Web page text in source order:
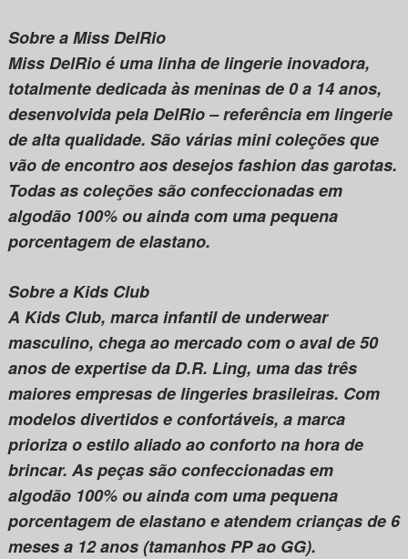
Sobre a Miss DelRio
Miss DelRio é uma linha de lingerie inovadora,
totalmente dedicada às meninas de 0 a 14 anos,
desenvolvida pela DelRio – referência em lingerie
de alta qualidade. São várias mini coleções que
vão de encontro aos desejos fashion das garotas.
Todas as coleções são confeccionadas em
algodão 100% ou ainda com uma pequena
porcentagem de elastano.
Sobre a Kids Club
A Kids Club, marca infantil de underwear
masculino, chega ao mercado com o aval de 50
anos de expertise da D.R. Ling, uma das três
maiores empresas de lingeries brasileiras. Com
modelos divertidos e confortáveis, a marca
prioriza o estilo aliado ao conforto na hora de
brincar. As peças são confeccionadas em
algodão 100% ou ainda com uma pequena
porcentagem de elastano e atendem crianças de 6
meses a 12 anos (tamanhos PP ao GG).